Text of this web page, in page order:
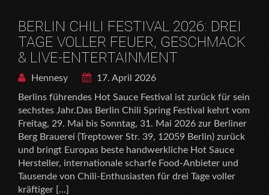
BERLIN CHILI FESTIVAL 2026: DREI
TAGE VOLLER FEUER, GESCHMACK
& LIVE-ENTERTAINMENT
Hennesy
17. April 2026
Berlins führendes Hot Sauce Festival ist zurück für sein
sechstes Jahr.Das Berlin Chili Spring Festival kehrt vom
Freitag, 29. Mai bis Sonntag, 31. Mai 2026 zur Berliner
Berg Brauerei (Treptower Str. 39, 12059 Berlin) zurück
und bringt Europas beste handwerkliche Hot Sauce
Hersteller, internationale scharfe Food-Anbieter und
Tausende von Chili-Enthusiasten für drei Tage voller
kräftiger […]